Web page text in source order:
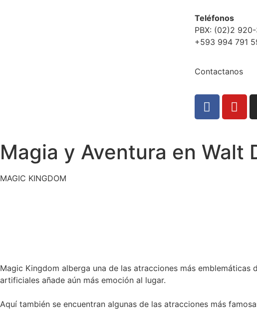
Teléfonos
PBX: (02)2
+593 994 791
Contactanos
Magia y Aventura en Walt
MAGIC KINGDOM
Magic Kingdom alberga una de las atracciones más
artificiales añade aún más emoción al lugar.
Aquí también se encuentran algunas de las atracciones más